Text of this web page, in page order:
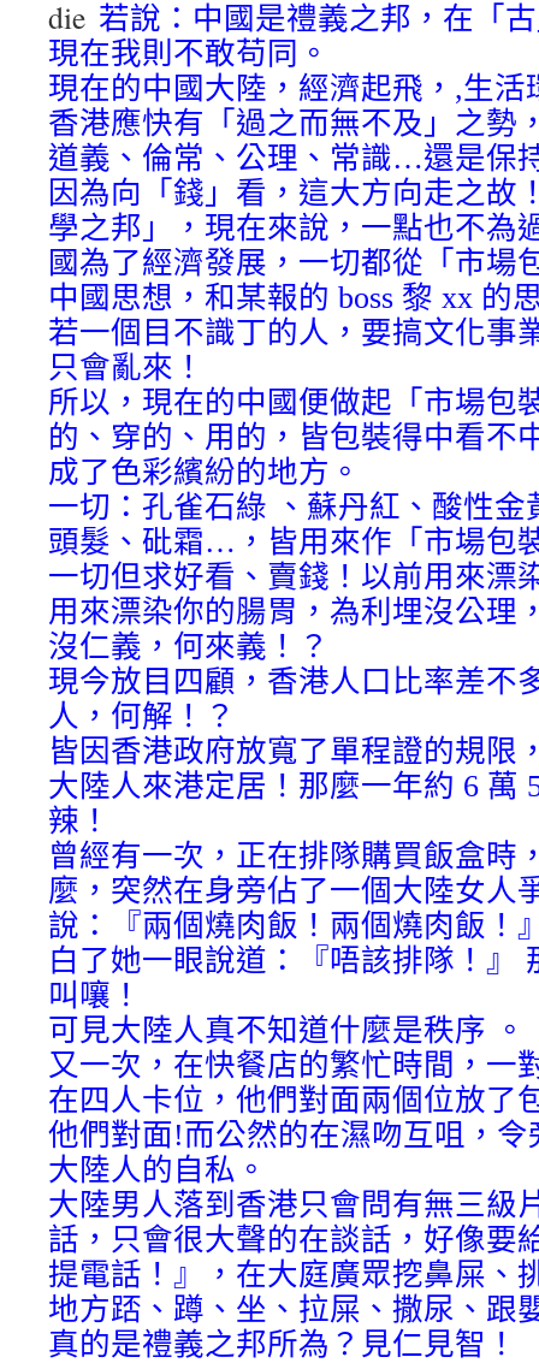
若說：中國是禮義之邦，在「
現在我則不敢苟同。
現在的中國大陸，經濟起飛，,生
香港應快有「過之而無不及」之勢
道義、倫常、公理、常識…還是保
因為向「錢」看，這大方向走之故
學之邦」，現在來說，一點也不為
國為了經濟發展，一切都從「市場
中國思想，和某報的 boss 黎 xx 的
若一個目不識丁的人，要搞文化事
只會亂來！
所以，現在的中國便做起「市場包
的、穿的、用的，皆包裝得中看不
成了色彩繽紛的地方。
一切：孔雀石綠 、蘇丹紅、酸性
頭髮、砒霜…，皆用來作「市場包
一切但求好看、賣錢！以前用來漂
用來漂染你的腸胃，為利埋沒公理
沒仁義，何來義！？
現今放目四顧，香港人口比率差不
人，何解！？
皆因香港政府放寬了單程證的規限
大陸人來港定居！那麼一年約 6 萬
辣！
曾經有一次，正在排隊購買飯盒時
麼，突然在身旁佔了一個大陸女人
說：『兩個燒肉飯！兩個燒肉飯！
白了她一眼說道：『唔該排隊！』
叫嚷！
可見大陸人真不知道什麼是秩序 。
又一次，在快餐店的繁忙時間，一
在四人卡位，他們對面兩個位放了
他們對面!而公然的在濕吻互咀，
大陸人的自私。
大陸男人落到香港只會問有無三級
話，只會很大聲的在談話，好像要
提電話！』，在大庭廣眾挖鼻屎、
地方踎、蹲、坐、拉屎、撒尿、跟
真的是禮義之邦所為？見仁見智！